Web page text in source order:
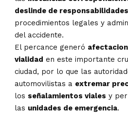
deslinde de responsabilidades
procedimientos legales y
del accidente.
El percance generó
vialidad en este importante
ciudad, por lo que las
automovilistas a extremar
los señalamientos viales y
las unidades de emergencia.